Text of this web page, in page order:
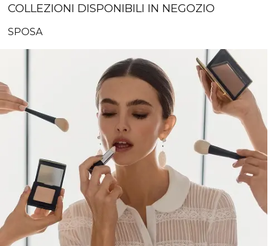
COLLEZIONI DISPONIBILI IN NEGOZIO
SPOSA